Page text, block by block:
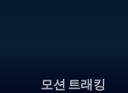
모션 트래킹